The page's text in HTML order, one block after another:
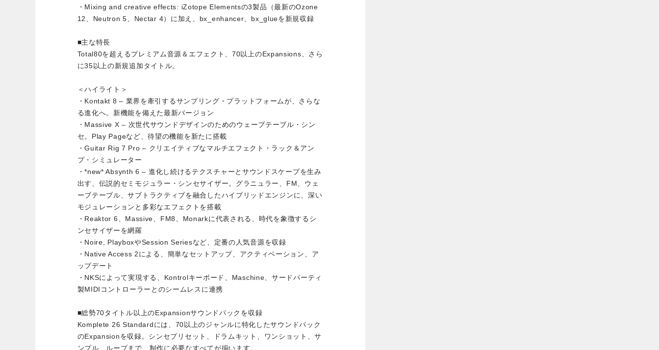
・Mixing and creative effects: iZotope Elementsの3製品（最新のOzone
12、Neutron 5、Nectar 4）に加え、bx_enhancer、bx_glueを新規収録
■主な特長
Total80を超えるプレミアム音源＆エフェクト、70以上のExpansions、さら
に35以上の新規追加タイトル。
＜ハイライト＞
・Kontakt 8 – 業界を牽引するサンプリング・プラットフォームが、さらな
る進化へ。新機能を備えた最新バージョン
・Massive X – 次世代サウンドデザインのためのウェーブテーブル・シン
セ。Play Pageなど、待望の機能を新たに搭載
・Guitar Rig 7 Pro – クリエイティブなマルチエフェクト・ラック＆アン
プ・シミュレーター
・*new* Absynth 6 – 進化し続けるテクスチャーとサウンドスケープを生み
出す、伝説的セミモジュラー・シンセサイザー。グラニュラー、FM、ウェ
ーブテーブル、サブトラクティブを融合したハイブリッドエンジンに、深い
モジュレーションと多彩なエフェクトを搭載
・Reaktor 6、Massive、FM8、Monarkに代表される、時代を象徴するシ
ンセサイザーを網羅
・Noire, PlayboxやSession Seriesなど、定番の人気音源を収録
・Native Access 2による、簡単なセットアップ、アクティベーション、ア
ップデート
・NKSによって実現する、Kontrolキーボード、Maschine、サードパーティ
製MIDIコントローラーとのシームレスに連携
■総勢70タイトル以上のExpansionサウンドパックを収録
Komplete 26 Standardには、70以上のジャンルに特化したサウンドパック
のExpansionを収録。シンセプリセット、ドラムキット、ワンショット、サ
ンプル、ループまで、制作に必要なすべてが揃います。